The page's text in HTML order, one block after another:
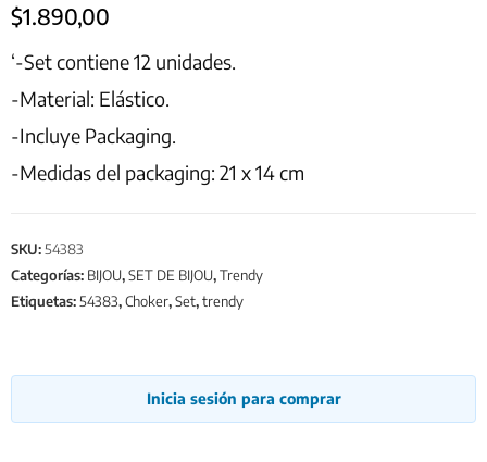
$1.890,00
‘-Set contiene 12 unidades.
-Material: Elástico.
-Incluye Packaging.
-Medidas del packaging: 21 x 14 cm
SKU: 54383
Categorías: BIJOU,SET DE BIJOU,Trendy
Etiquetas: 54383,Choker,Set,trendy
Inicia sesión para comprar